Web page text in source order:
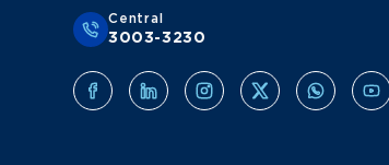
Central
3003-3230